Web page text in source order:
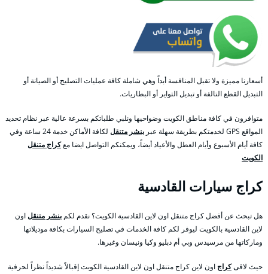
أسعارنا مميزة ولا تقبل المنافسة أبداً وهي شاملة كافة عمليات التصليح أو الصيانة أو
التبديل القطع التالفة أو تبديل التواير أو البطاريات.
متوافرون في كافة مناطق الكويت وضواحيها ونلبي طلباتكم بسرعة عالية عبر نظام تحديد
المواقع GPS لخدمتكم بطريقة سهلة عبر
بنشر متنقل
لكافة الأماكن خدمة 24 ساعة وفي
كافة أيام الأسبوع وأيام العطل والأعياد أيضاً، ويمكنكم التواصل ايضا معكراج متنقل
الكويت
كراج سيارات القادسية
هل تبحث عن أفضل كراج متنقل اون لاين القادسية الكويت؟ نقدم لكم بنشر متنقلاون
لاين القادسية بالكويت ليوفر لكم كافة الخدمات في تصليح السيارات بكافة موديلاتها
وماركاتها من مرسيدس وبي أم دبليو وكيا ونيسان وغيرها.
حيث لاقىكراج اون لاين كراج متنقل اون لاين القادسية الكويت إقبالاً شديداً نظراً لحرفية